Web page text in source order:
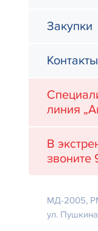
Закупки
Контакты
линия
В
звоните
МД-2005,
ул.